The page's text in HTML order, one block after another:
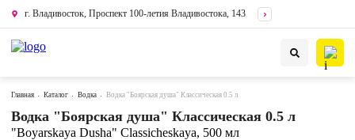
г. Владивосток, Проспект 100-летия Владивостока, 143
Главная Каталог Водка Водка "Боярская душа" Классическая 0.5 л
Водка "Боярская душа" Классическая 0.5 л
"Boyarskaya Dusha" Classicheskaya, 500 мл